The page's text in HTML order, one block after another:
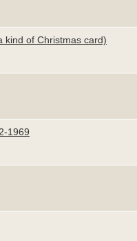
kind of Christmas card)
1969